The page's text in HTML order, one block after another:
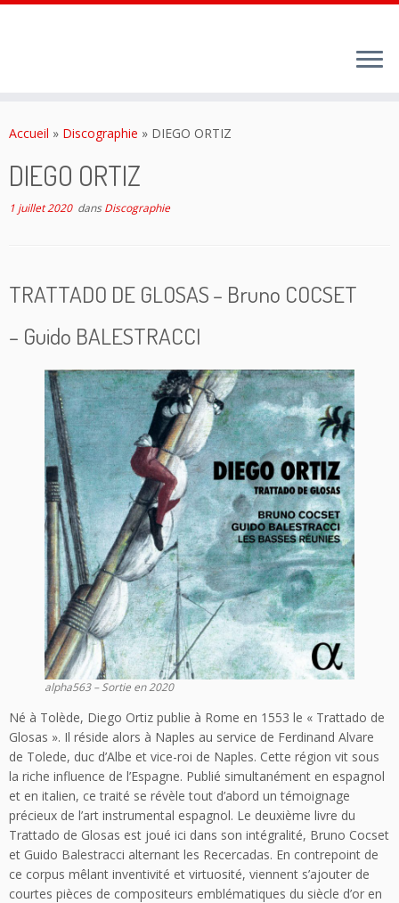
auAccueil » Discographie » DIEGO ORTIZ
DIEGO ORTIZ
1 juillet 2020dansDiscographie
TRATTADO DE GLOSAS– Bruno COCSET
– Guido BALESTRACCI
alpha563 – Sortie en 2020
Né à Tolède, Diego Ortiz publie à Rome en 1553 le « Trattado de
Glosas ». Il réside alors à Naples au service de Ferdinand Alvare
de Tolede, duc d’Albe et vice-roi de Naples. Cette région vit sous
la riche influence de l’Espagne. Publié simultanément en espagnol
et en italien, ce traité se révèle tout d’abord un témoignage
précieux de l’art instrumental espagnol. Le deuxième livre du
Trattado de Glosas est joué ici dans son intégralité, Bruno Cocset
et Guido Balestracci alternant les Recercadas. En contrepoint de
ce corpus mêlant inventivité et virtuosité, viennent s’ajouter de
courtes pièces de compositeurs emblématiques du siècle d’or en